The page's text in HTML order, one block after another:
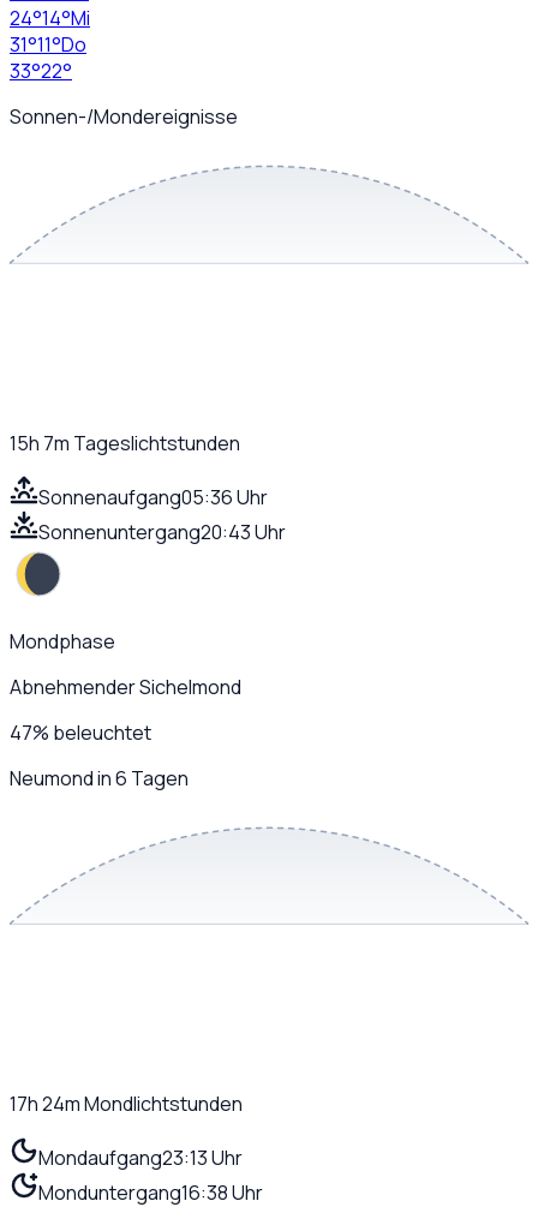
24°14°Mi
31°11°Do
33°22°
Sonnen-/Mondereignisse
15h 7m Tageslichtstunden
Sonnenaufgang05:36 Uhr
Sonnenuntergang20:43 Uhr
Mondphase
Abnehmender Sichelmond
47% beleuchtet
Neumond in 6 Tagen
17h 24mMondlichtstunden
Mondaufgang23:13 Uhr
Monduntergang16:38 Uhr